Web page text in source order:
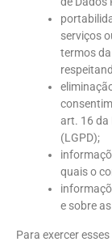
serviços
termos
art. 16 da
(LGPD);
quais o
e sobre
Para exercer